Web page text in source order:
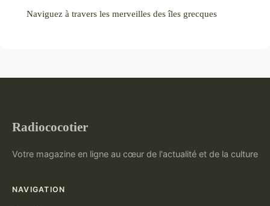
Naviguez à travers les merveilles des îles grecques
Radiococotier
Votre magazine en ligne au cœur de l'actualité et de la culture
NAVIGATION